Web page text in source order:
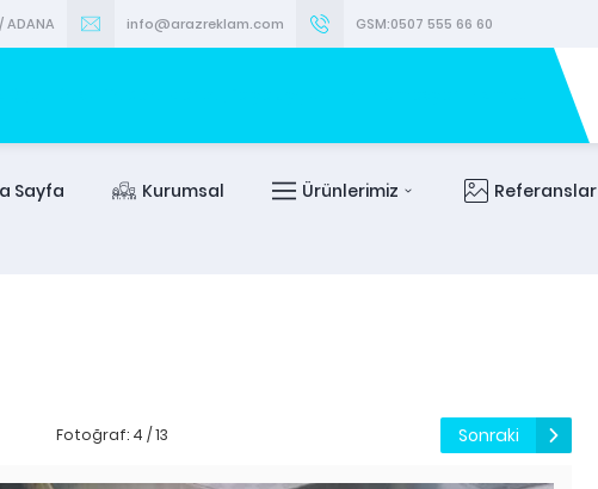
info@arazreklam.com GSM:0507 555 66 60
Sayfa Kurumsal Ürünlerimiz Referanslar
Fotoğraf: 4 / 13 Sonraki